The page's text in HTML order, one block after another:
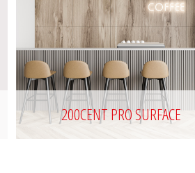
200CENT PRO SURFACE